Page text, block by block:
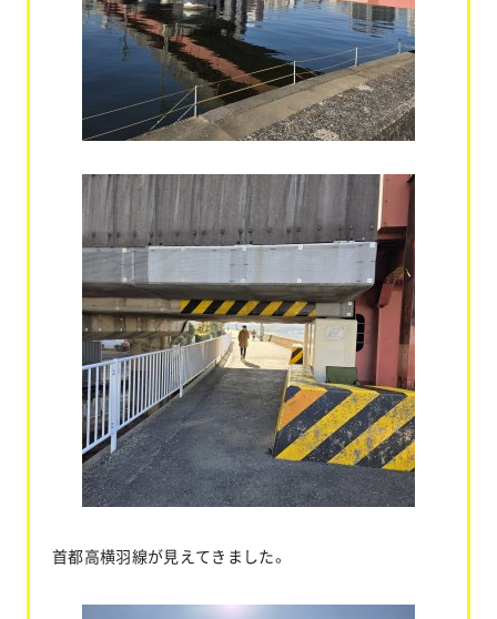
首都高横羽線が見えてきました。